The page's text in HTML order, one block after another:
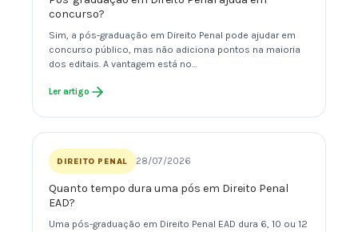
concurso?
Sim, a pós-graduação em Direito Penal pode ajudar em
concurso público, mas não adiciona pontos na maioria
dos editais. A vantagem está no…
Ler artigo
DIREITO PENAL 28/07/2026
Quanto tempo dura uma pós em Direito Penal
EAD?
Uma pós-graduação em Direito Penal EAD dura 6, 10 ou 12